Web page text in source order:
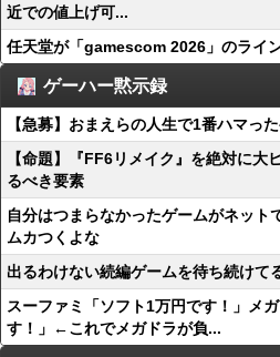
近での値上げ可...
任天堂が「gamescom 2026」のライ
ゲーハー黙示録
【急募】おまえらの人生で1番ハマっ
【命題】『FF6リメイク』を絶対に大
るべき要素
自分はつまらなかったゲームがネッ
ムカつくよな
出るわけない続編ゲームを待ち続けて
スーファミ「ソフト1万円です！」メ
す！」←これでメガドラが負...